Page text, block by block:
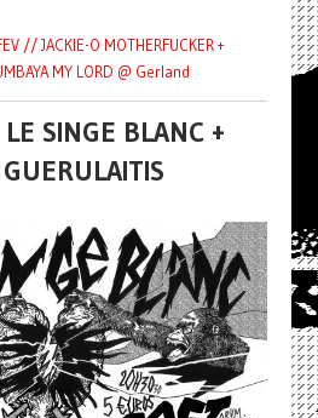
// JACKIE-O MOTHERFUCKER +
MY LORD @ Gerland
SINGE BLANC +